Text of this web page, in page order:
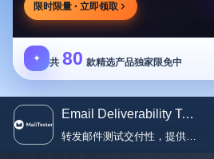
限时限量 · 立即领取
✦ 共 80 款精选产品独家限免中
Email Deliverability Test
转发邮件测试交付性，提供多方面...